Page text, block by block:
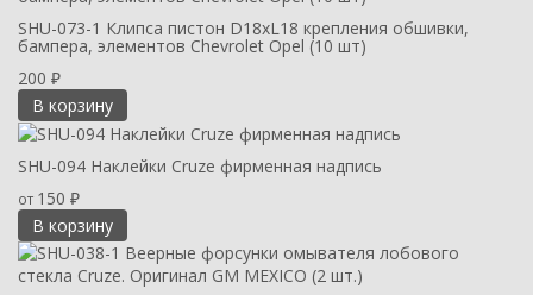
SHU-073-1 Клипса пистон D18xL18 крепления обшивки,
бампера, элементов Chevrolet Opel (10 шт)
200 ₽
В корзину
SHU-094 Наклейки Cruze фирменная надпись
от 150 ₽
В корзину